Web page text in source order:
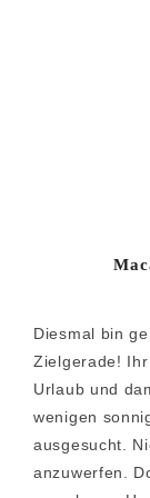
Diesmal bin
Zielgerade!
Urlaub und
wenigen
ausgesucht.
anzuwerfen.